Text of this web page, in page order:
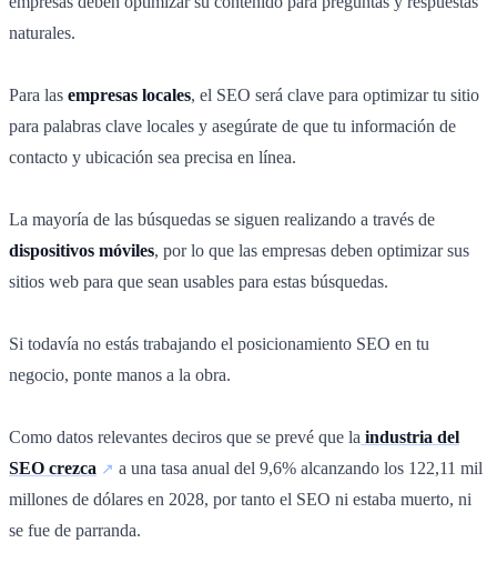
naturales.
Para las empresas locales, el SEO será clave para optimizar tu sitio
para palabras clave locales y asegúrate de que tu información de
contacto y ubicación sea precisa en línea.
La mayoría de las búsquedas se siguen realizando a través de
dispositivos móviles, por lo que las empresas deben optimizar sus
sitios web para que sean usables para estas búsquedas.
Si todavía no estás trabajando el posicionamiento SEO en tu
negocio, ponte manos a la obra.
Como datos relevantes deciros que se prevé que la industria del
SEO crezca
a una tasa anual del 9,6% alcanzando los 122,11 mil
millones de dólares en 2028, por tanto el SEO ni estaba muerto, ni
se fue de parranda.